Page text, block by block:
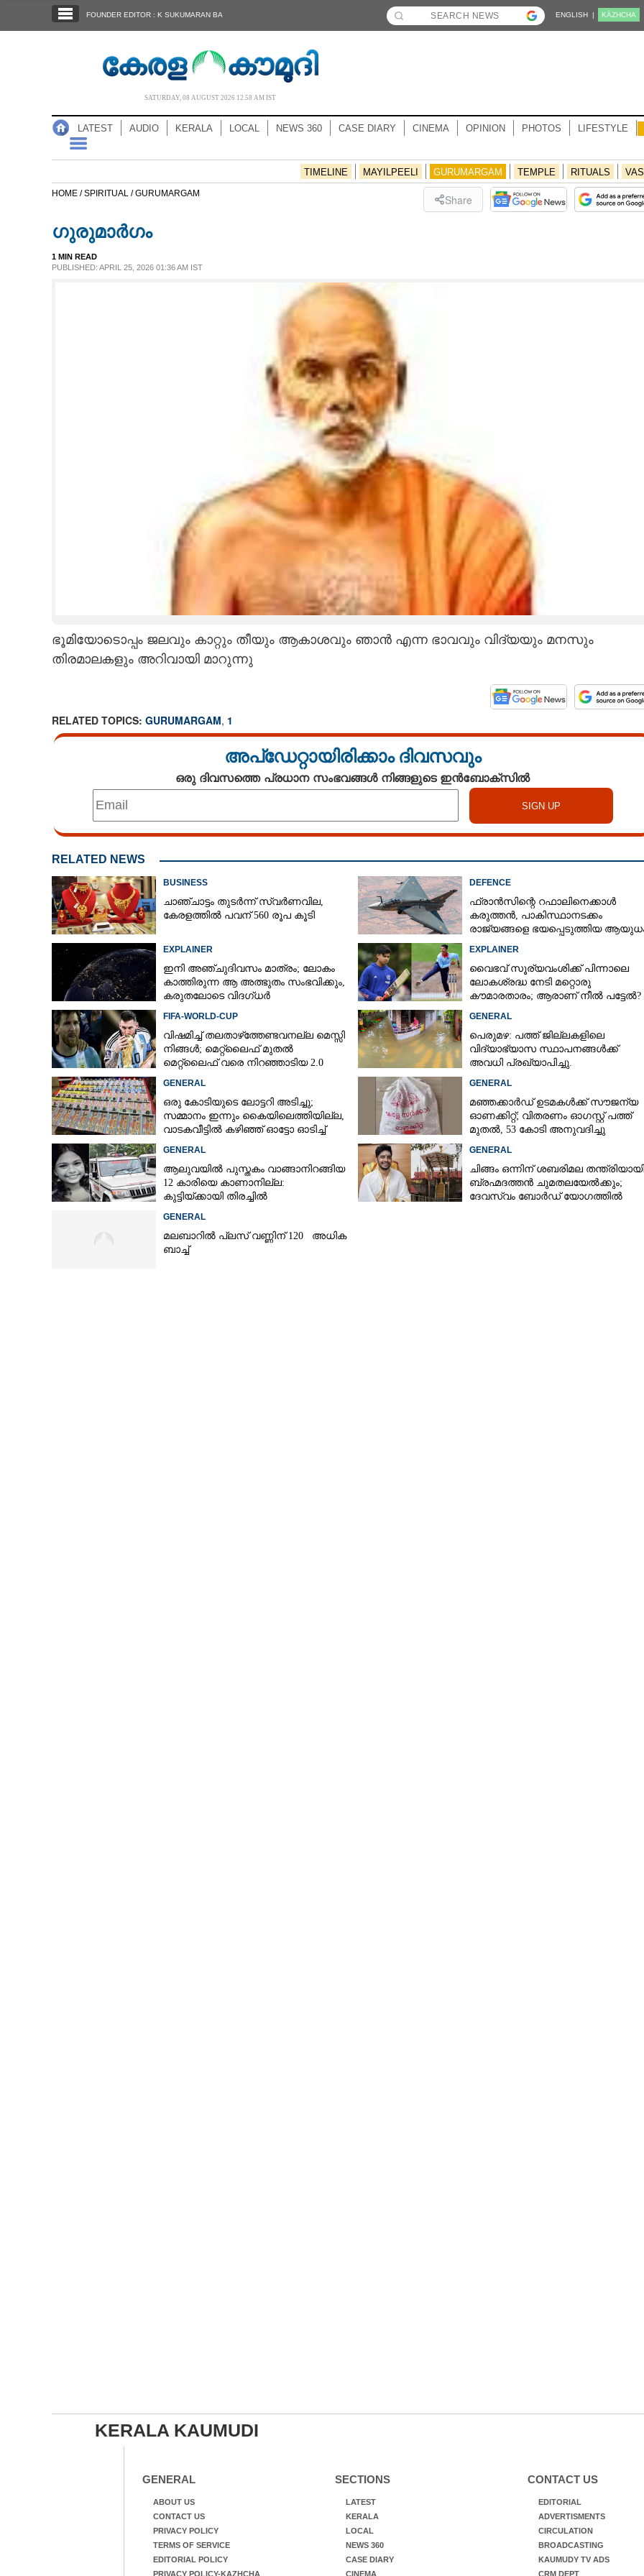
NOTIFIED NEWS
FOUNDER EDITOR : K SUKUMARAN BA ENGLISH | KĀZHCHA
SATURDAY, 08 AUGUST 2026 12.58 AM IST
LATEST AUDIO KERALA LOCAL NEWS 360 CASE DIARY CINEMA OPINION PHOTOS LIFESTYLE
TIMELINE MAYILPEELI GURUMARGAM TEMPLE RITUALS
HOME /SPIRITUAL /GURUMARGAM Share
ഗുരുമാർഗം
1 MIN READ
PUBLISHED: APRIL 25, 2026 01:36 AM IST
ഭൂമിയോടൊപ്പം ജലവും കാറ്റും തീയും ആകാശവും ഞാൻ എന്ന ഭാവവും വിദ്യയും മനസും
തിരമാലകളും അറിവായി മാറുന്നു
RELATED TOPICS: GURUMARGAM, 1
അപ്ഡേറ്റായിരിക്കാം ദിവസവും
ഒരു ദിവസത്തെ പ്രധാന സംഭവങ്ങൾ നിങ്ങളുടെ ഇൻബോക്സിൽ
RELATED NEWS
BUSINESS
ചാഞ്ചാട്ടം തുടർന്ന് സ്വർണവില,
കേരളത്തിൽ പവന് 560 രൂപ കൂടി
DEFENCE
ഫ്രാൻസിന്റെ റഫാലിനെക്കാൾ
കരുത്തൻ,​ പാകിസ്ഥാനടക്കം
രാജ്യങ്ങളെ ഭയപ്പെടുത്തിയ
EXPLAINER
ഇനി അഞ്ചുദിവസം മാത്രം; ലോകം
കാത്തിരുന്ന ആ അത്ഭുതം സംഭവിക്കും,
കരുതലോടെ വിദഗ്ധർ
EXPLAINER
വൈഭവ് സൂര്യവംശിക്ക് പിന്നാലെ
ലോകശ്രദ്ധ നേടി മറ്റൊരു
കൗമാരതാരം; ആരാണ് നീൽ പട്ടേൽ?
FIFA-WORLD-CUP
വിഷമിച്ച് തലതാഴ്‌ത്തേണ്ടവനല്ല മെസ്സി
നിങ്ങള്‍; മെറ്റ്‌ലൈഫ് മുതല്‍
മെറ്റ്‌ലൈഫ് വരെ നിറഞ്ഞാടിയ 2.0
GENERAL
പെരുമഴ: പത്ത് ജില്ലകളിലെ
വിദ്യാഭ്യാസ സ്ഥാപനങ്ങൾക്ക്
അവധി പ്രഖ്യാപിച്ചു.
GENERAL
ഒരു കോടിയുടെ ലോട്ടറി അടിച്ചു;
സമ്മാനം ഇന്നും കൈയിലെത്തിയില്ല,
വാടകവീട്ടിൽ കഴിഞ്ഞ് ഓട്ടോ ഓടിച്ച്
GENERAL
മഞ്ഞക്കാർഡ് ഉടമകൾക്ക് സൗജന്യ
ഓണക്കിറ്റ്; വിതരണം ഓഗസ്റ്റ് പത്ത്
മുതൽ, 53 കോടി അനുവദിച്ചു
GENERAL
ആലുവയിൽ പുസ്തകം വാങ്ങാനിറങ്ങിയ
12 കാരിയെ കാണാനില്ല:
കുട്ടിയ്ക്കായി തിരച്ചിൽ
GENERAL
ചിങ്ങം ഒന്നിന് ശബരിമല തന്ത്രിയായി
ബ്രഹ്മദത്തൻ ചുമതലയേൽക്കും;
ദേവസ്വം ബോർഡ് യോഗത്തിൽ
GENERAL
മലബാറിൽ പ്ലസ് വണ്ണിന് 120 അധിക
ബാച്ച്
KERALA KAUMUDI
GENERAL
ABOUT US
CONTACT US
PRIVACY POLICY
TERMS OF SERVICE
EDITORIAL POLICY
PRIVACY POLICY-KAZHCHA
SECTIONS
LATEST
KERALA
LOCAL
NEWS 360
CASE DIARY
CINEMA
CONTACT US
EDITORIAL
ADVERTISMENTS
CIRCULATION
BROADCASTING
KAUMUDY TV ADS
CRM DEPT